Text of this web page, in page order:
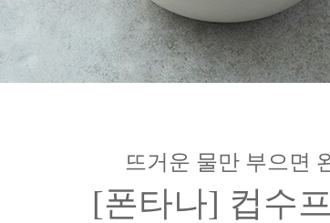
뜨거운 물만 부으면
[폰타나] 컵수